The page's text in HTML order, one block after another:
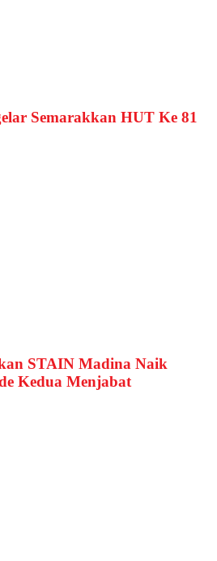
Semarakkan HUT Ke 81
STAIN Madina Naik
Kedua Menjabat